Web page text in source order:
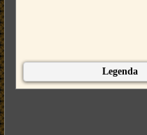
Legenda